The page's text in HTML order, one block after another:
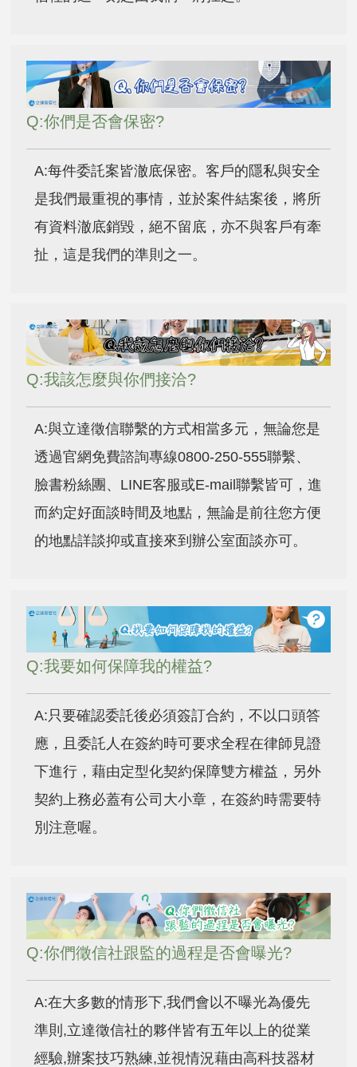
Q:你們是否會保密?
A:每件委託案皆澈底保密。客戶的隱私與安全
是我們最重視的事情，並於案件結案後，將所
有資料澈底銷毀，絕不留底，亦不與客戶有牽
扯，這是我們的準則之一。
Q:我該怎麼與你們接洽?
A:與立達徵信聯繫的方式相當多元，無論您是
透過官網免費諮詢專線0800-250-555聯繫、
臉書粉絲團、LINE客服或E-mail聯繫皆可，進
而約定好面談時間及地點，無論是前往您方便
的地點詳談抑或直接來到辦公室面談亦可。
Q:我要如何保障我的權益?
A:只要確認委託後必須簽訂合約，不以口頭答
應，且委託人在簽約時可要求全程在律師見證
下進行，藉由定型化契約保障雙方權益，另外
契約上務必蓋有公司大小章，在簽約時需要特
別注意喔。
Q:你們徵信社跟監的過程是否會曝光?
A:在大多數的情形下,我們會以不曝光為優先
準則,立達徵信社的夥伴皆有五年以上的從業
經驗,辦案技巧熟練,並視情況藉由高科技器材